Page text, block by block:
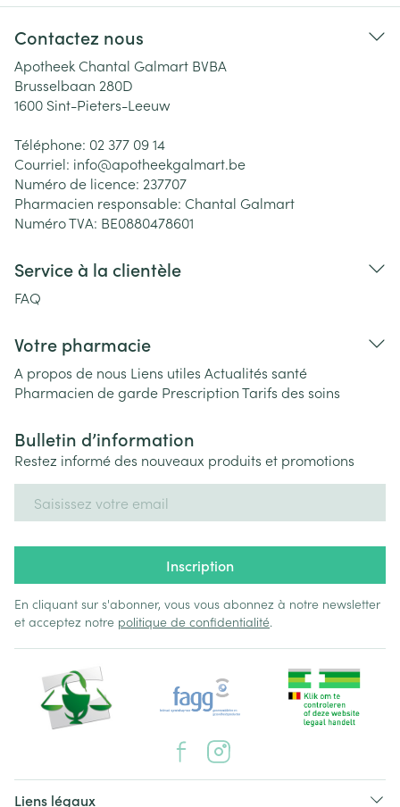
Contactez nous
Apotheek Chantal Galmart BVBA
Brusselbaan 280D
1600 Sint-Pieters-Leeuw
Téléphone: 02 377 09 14
Courriel: info@apotheekgalmart.be
Numéro de licence: 237707
Pharmacien responsable: Chantal Galmart
Numéro TVA: BE0880478601
Service à la clientèle
FAQ
Votre pharmacie
A propos de nous Liens utiles Actualités santé
Pharmacien de garde PrescriptionTarifs des soins
Bulletin d’information
Restez informé des nouveaux produits et promotions
Inscription
En cliquant sur s'abonner, vous vous abonnez à notre newsletter
et acceptez notre politique de confidentialité.
Liens légaux